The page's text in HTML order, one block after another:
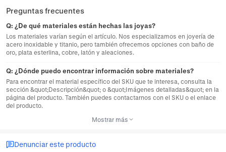
Preguntas frecuentes
Q: ¿De qué materiales están hechas las joyas?
Los materiales varían según el artículo. Nos especializamos en joyería de
acero inoxidable y titanio, pero también ofrecemos opciones con baño de
oro, plata esterlina, cobre, latón y aleaciones.
Q: ¿Dónde puedo encontrar información sobre materiales?
Para encontrar el material específico del SKU que te interesa, consulta la
sección &quot;Descripción&quot; o &quot;Imágenes detalladas&quot; en la
página del producto. También puedes contactarnos con el SKU o el enlace
del producto.
Mostrar más
Denunciar este producto